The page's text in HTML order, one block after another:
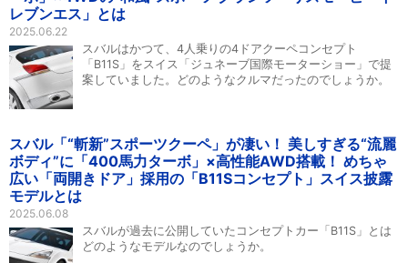
レブンエス」とは
2025.06.22
スバルはかつて、4人乗りの4ドアクーペコンセプト
「B11S」をスイス「ジュネーブ国際モーターショー」で提
案していました。どのようなクルマだったのでしょうか。
スバル「“斬新”スポーツクーペ」が凄い！ 美しすぎる“流麗
ボディ”に「400馬力ターボ」×高性能AWD搭載！ めちゃ
広い「両開きドア」採用の「B11Sコンセプト」スイス披露
モデルとは
2025.06.08
スバルが過去に公開していたコンセプトカー「B11S」とは
どのようなモデルなのでしょうか。